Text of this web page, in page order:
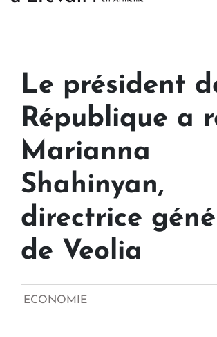
Le président
République a
Marianna
Shahinyan,
directrice
de Veolia
ECONOMIE